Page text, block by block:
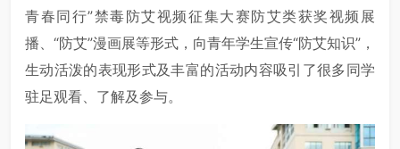
青春同行”禁毒防艾视频征集大赛防艾类获奖视频展
播、“防艾”漫画展等形式，向青年学生宣传“防艾知识”，
生动活泼的表现形式及丰富的活动内容吸引了很多同学
驻足观看、了解及参与。